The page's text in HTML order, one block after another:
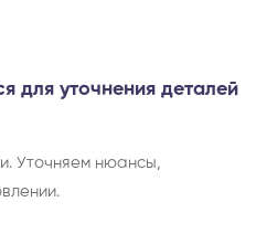
для уточнения деталей
Уточняем нюансы,